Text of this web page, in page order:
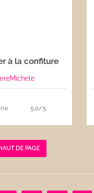
à la confiture
5.0/5
DE PAGE